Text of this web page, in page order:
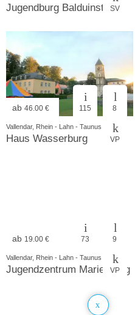
SV
Jugendburg Balduinstein
ab 46.00 € 115 8
VP
Vallendar, Rhein - Lahn - Taunus
Haus Wasserburg
ab 19.00 € 73 9
VP
Vallendar, Rhein - Lahn - Taunus
Jugendzentrum Marienberg